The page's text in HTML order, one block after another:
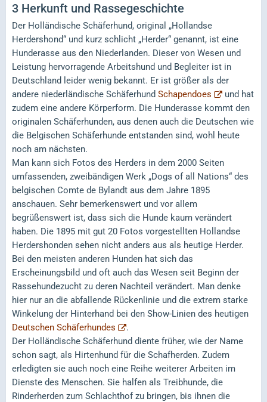
3 Herkunft und Rassegeschichte
Der Holländische Schäferhund, original „Hollandse
Herdershond“ und kurz schlicht „Herder“ genannt, ist eine
Hunderasse aus den Niederlanden. Dieser von Wesen und
Leistung hervorragende Arbeitshund und Begleiter ist in
Deutschland leider wenig bekannt. Er ist größer als der
andere niederländische Schäferhund Schapendoes
und hat
zudem eine andere Körperform. Die Hunderasse kommt den
originalen Schäferhunden, aus denen auch die Deutschen wie
die Belgischen Schäferhunde entstanden sind, wohl heute
noch am nächsten.
Man kann sich Fotos des Herders in dem 2000 Seiten
umfassenden, zweibändigen Werk „Dogs of all Nations“ des
belgischen Comte de Bylandt aus dem Jahre 1895
anschauen. Sehr bemerkenswert und vor allem
begrüßenswert ist, dass sich die Hunde kaum verändert
haben. Die 1895 mit gut 20 Fotos vorgestellten Hollandse
Herdershonden sehen nicht anders aus als heutige Herder.
Bei den meisten anderen Hunden hat sich das
Erscheinungsbild und oft auch das Wesen seit Beginn der
Rassehundezucht zu deren Nachteil verändert. Man denke
hier nur an die abfallende Rückenlinie und die extrem starke
Winkelung der Hinterhand bei den Show-Linien des heutigen
Deutschen Schäferhundes
.
Der Holländische Schäferhund diente früher, wie der Name
schon sagt, als Hirtenhund für die Schafherden. Zudem
erledigten sie auch noch eine Reihe weiterer Arbeiten im
Dienste des Menschen. Sie halfen als Treibhunde, die
Rinderherden zum Schlachthof zu bringen, bis ihnen die